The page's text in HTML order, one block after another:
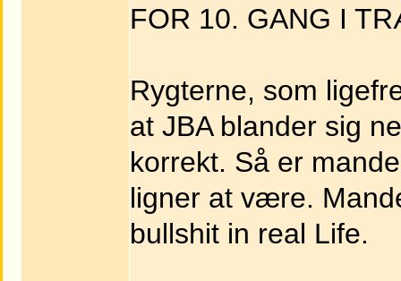
FOR 10. GANG I
Rygterne, som
at JBA blander sig
korrekt. Så er
ligner at være.
bullshit in real Life.